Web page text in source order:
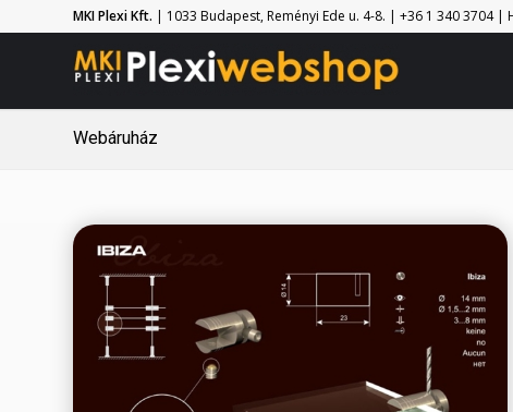
MKI Plexi Kft. | 1033 Budapest, Reményi Ede u. 4-8. | +36 1 340 3704 |
Webáruház